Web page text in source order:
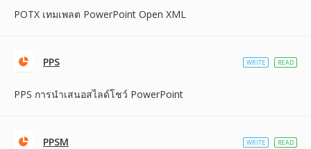
POTX เทมเพลต PowerPoint Open XML
PPS
PPS การนำเสนอสไลด์โชว์ PowerPoint
WRITE READ
PPSM WRITE READ